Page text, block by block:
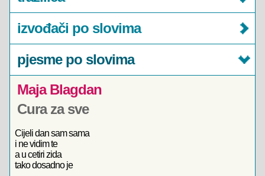
izvođači po slovima
pjesme po slovima
Maja Blagdan
Cura za sve
Cijeli dan sam sama
i ne vidim te
a u cetiri zida
tako dosadno je